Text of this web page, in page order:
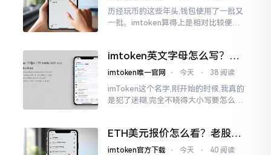
历经玩币的这些年头,钱包使用了一批又
一批。imtoken算得上是相对比较便于
就得去寻觅电脑端的入口。
imtoken英文字母怎么写？正
确拼写看这里
imtoken唯一官网 ⋅ 今天 ⋅ 38 阅读
imToken这个名字,刚开始的时候,我真的
是犯了迷糊,完全不晓得大小写要怎么去
ETH美元报价怎么看？老股民
手把手教你盯盘
imtoken官方下载 ⋅ 今天 ⋅ 40 阅读